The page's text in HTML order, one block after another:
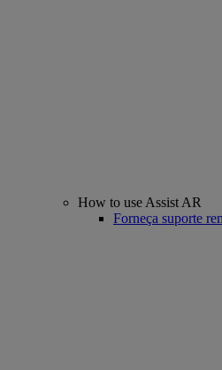
How to use Assist AR
Forneça suporte